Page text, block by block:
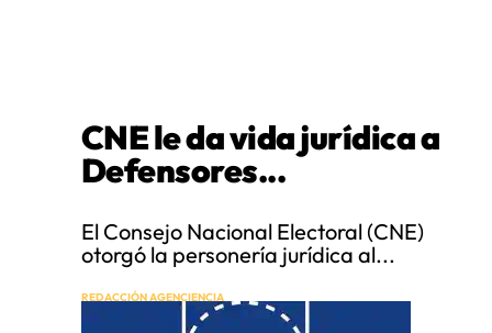
CNE le da vida jurídica a
Defensores...
El Consejo Nacional Electoral (CNE)
otorgó la personería jurídica al...
REDACCIÓN AGENCIENCIA